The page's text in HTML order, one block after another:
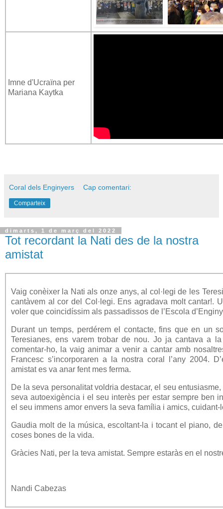
Imne d'Ucraïna per
Mariana Kaytka
Coral dels Enginyers Cap comentari:
Comparteix
dimarts, 1 de març del 2022
Tot recordant la Nati des de la nostra
amistat
Vaig conèixer la Nati als onze anys, al col·legi de les
cantàvem al cor del Col·legi. Ens agradava molt cantar!.
voler que coincidíssim als passadissos de l’Escola
Durant un temps, perdérem el contacte, fins que en un
Teresianes, ens varem trobar de nou. Jo ja cantava a
comentar-ho, la vaig animar a venir a cantar amb
Francesc s’incorporaren a la nostra coral l’any 2004.
amistat es va anar fent mes ferma.
De la seva personalitat voldria destacar, el seu
seva autoexigència i el seu interès per estar sempre ben
el seu immens amor envers la seva família i amics,
Gaudia molt de la música, escoltant-la i tocant el piano, de
coses bones de la vida.
Gràcies Nati, per la teva amistat. Sempre estaràs en el
Nandi Cabezas